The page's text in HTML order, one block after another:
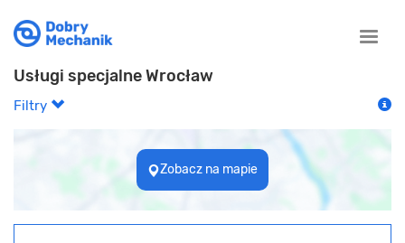
Toggle
Usługi specjalne Wrocław
Filtry
Zobacz na mapie